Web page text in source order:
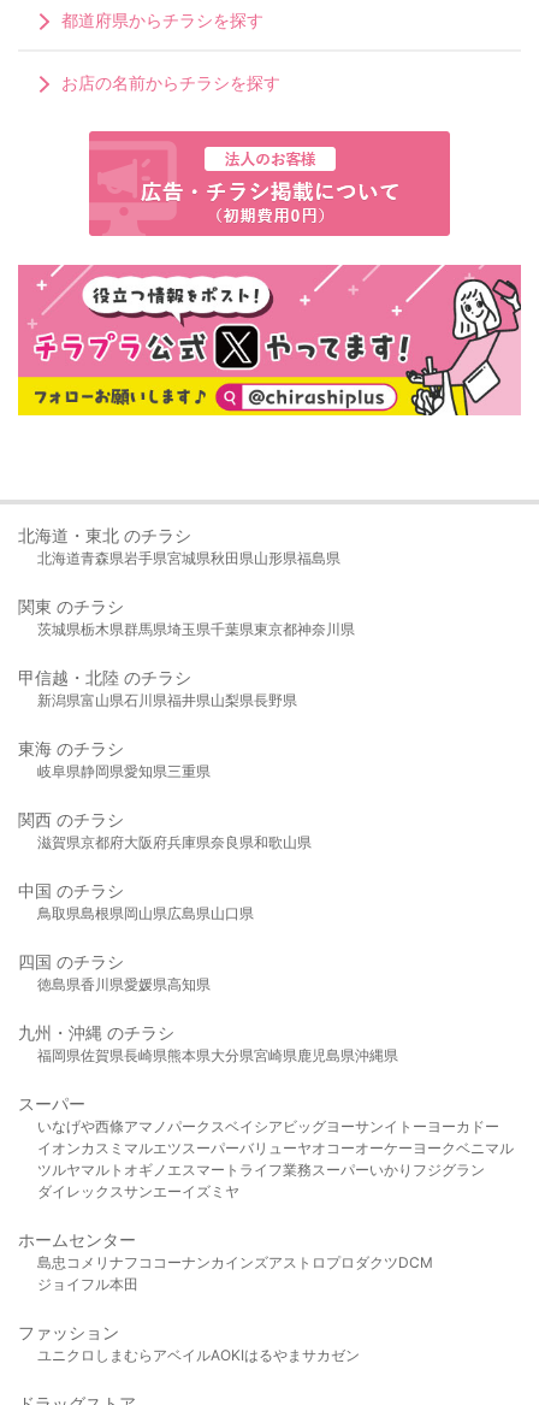
都道府県からチラシを探す
お店の名前からチラシを探す
北海道・東北 のチラシ
北海道青森県岩手県宮城県秋田県山形県福島県
関東 のチラシ
茨城県栃木県群馬県埼玉県千葉県東京都神奈川県
甲信越・北陸 のチラシ
新潟県富山県石川県福井県山梨県長野県
東海 のチラシ
岐阜県静岡県愛知県三重県
関西 のチラシ
滋賀県京都府大阪府兵庫県奈良県和歌山県
中国 のチラシ
鳥取県島根県岡山県広島県山口県
四国 のチラシ
徳島県香川県愛媛県高知県
九州・沖縄 のチラシ
福岡県佐賀県長崎県熊本県大分県宮崎県鹿児島県沖縄県
スーパー
いなげや西條アマノパークスベイシア ビッグヨーサンイトーヨーカドー
イオンカスミ マルエツスーパーバリューヤオコーオーケー ヨークベニマル
ツルヤマルト オギノ エスマート ライフ業務スーパーいかり フジグラン
ダイレックスサンエーイズミヤ
ホームセンター
島忠 コメリ ナフコ コーナンカインズアストロプロダクツDCM
ジョイフル本田
ファッション
ユニクロ しまむら アベイルAOKIはるやま サカゼン